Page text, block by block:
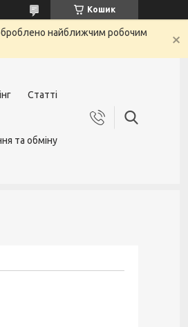
Кошик
найближчим робочим
Статті
та обміну